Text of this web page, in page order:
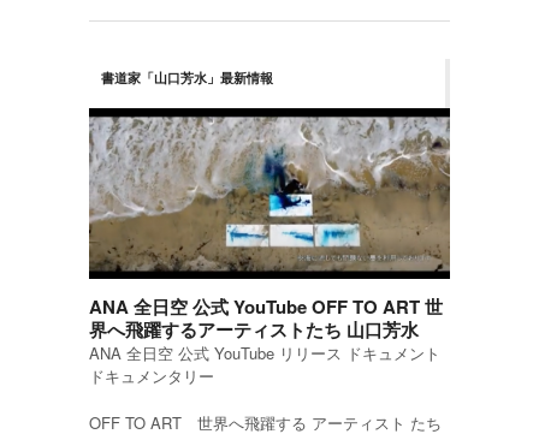
書道家「山口芳水」最新情報
ANA 全日空 公式 YouTube OFF TO ART 世
界へ飛躍するアーティストたち 山口芳水
ANA 全日空 公式 YouTube リリース ドキュメント
ドキュメンタリー
OFF TO ART 世界へ飛躍する アーティスト たち